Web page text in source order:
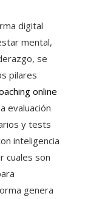
digital
mental,
se
pilares
online
evaluación
y tests
inteligencia
cuales son
genera